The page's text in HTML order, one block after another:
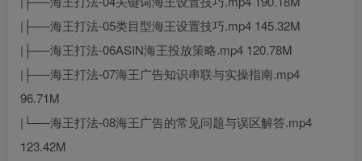
|├──海王打法-05类目型海王设置技巧.mp4 145.32M
|├──海王打法-06ASIN海王投放策略.mp4 120.78M
|├──海王打法-07海王广告知识串联与实操指南.mp4
96.71M
|└──海王打法-08海王广告的常见问题与误区解答.mp4
123.42M